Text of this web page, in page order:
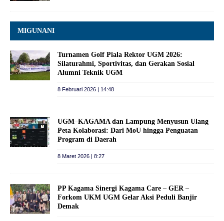
MIGUNANI
Turnamen Golf Piala Rektor UGM 2026:
Silaturahmi, Sportivitas, dan Gerakan Sosial
Alumni Teknik UGM
8 Februari 2026 | 14:48
UGM–KAGAMA dan Lampung Menyusun Ulang
Peta Kolaborasi: Dari MoU hingga Penguatan
Program di Daerah
8 Maret 2026 | 8:27
PP Kagama Sinergi Kagama Care – GER –
Forkom UKM UGM Gelar Aksi Peduli Banjir
Demak